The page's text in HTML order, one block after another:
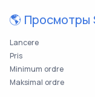
🌎 Просмотры
Lancere
Pris
Minimum ordre
Maksimal ordre